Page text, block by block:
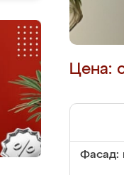
Цена:
Фасад: